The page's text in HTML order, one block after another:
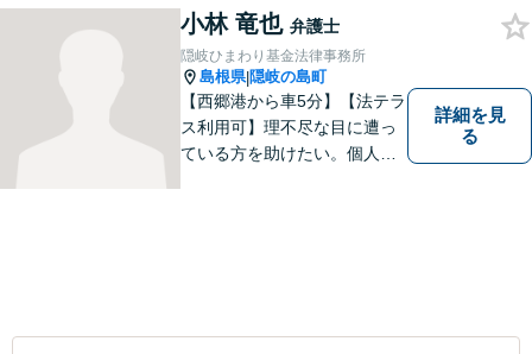
ひとりの心に寄り添ったサポ
ートを心がけております。ま
ずはお気軽にご相談くださ
い。
小林 竜也 弁護士
隠岐ひまわり基金法律事務所
島根県|隠岐の島町
【西郷港から車5分】【法テラ
ス利用可】理不尽な目に遭っ
ている方を助けたい。個人・
詳細を見
る